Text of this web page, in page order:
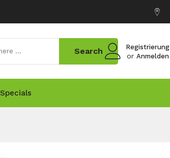
Registrierung
or Anmelden
Search
Specials